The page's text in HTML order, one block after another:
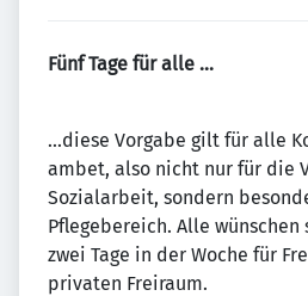
Fünf Tage für alle …
...diese Vorgabe gilt für alle
ambet, also nicht nur für die
Sozialarbeit, sondern
Pflegebereich. Alle
zwei Tage in der Woche für
privaten Freiraum.